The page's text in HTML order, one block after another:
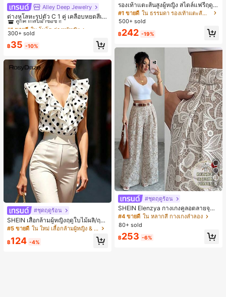
Alley Deep Jewelry
ต่างหูโลหะรูปตัว C 1 คู่ เคลือบหยดสีเห
ลือง ลายจุดสีน้ำเงิน สไตล์ยุโรปและอเม
ริกัน แฟชั่นส่วนตัว หวานและสง่างาม
สำหรับผู้หญิงและเด็กหญิง สำหรับการเ
ดินทาง งานแต่งงาน ปาร์ตี้ วันเกิด ของ
#1 ขายดี ใน โบโฮ ต่างหูผู้หญิง
ลูกค้ากลับมาซื้อซ้ำ!
#1 ขายดี ใน โบโฮ ต่างหูผู้หญิง
ลูกค้ากลับมาซื้อซ้ำ!
#1 ขายดี ใน โบโฮ ต่างหูผู้หญิง
ลูกค้ากลับมาซื้อซ้ำ!
#1 ขายดี
ใน โบโฮ ต่างหูผู้หญิง
300+ sold
฿35 -10%
#ชุดฤดูร้อน
SHEIN เสื้อกล้ามผู้หญิงฤดูใบไม้ผลิ/ฤดูร้
อน ใหม่ สไตล์มินิมอลลำลองหรูหรา สีบ
ล็อก ลายจุด คอวี แพตช์เวิร์ก ชายระบา
ย แขนกุด ทรงเข้ารูป อเนกประสงค์, เสื้อ
#5 ขายดี ใน ใหม่ เสื้อกล้ามผู้หญิง & Camis
฿124 -4%
รองเท้าแตะส้นสูงผู้หญิง สไตล์แฟรี่ฤดูร้
อน ส้นบาง แบบคีบ แต่งสายคาดผม รอ
งเท้าแตะชายหาดสำหรับเที่ยวพักผ่อน
#1 ขายดี
ใน ธรรมดา รองเท้าแตะส้นสูงผู้หญิง
500+ sold
฿242 -19%
5
#ชุดฤดูร้อน
SHEIN Elenzya กางเกงคูลอตลายจุดเ
อวสูงแบบใหม่สำหรับฤดูใบไม้ผลิ/ฤดูร้อ
น, สไตล์หรูหราเหมาะสำหรับใส่ในชีวิต
ประจำวันและทำงาน, ให้ความรู้สึกวินเ
ทจสำหรับฤดูรับปริญญา, เทศกาลดนตร
ี, การแข่งม้าดาร์บี้, วันประกาศอิสรภาพ
#4 ขายดี ใน หลากสี กางเกงลำลอง
80+ sold
฿253 -6%